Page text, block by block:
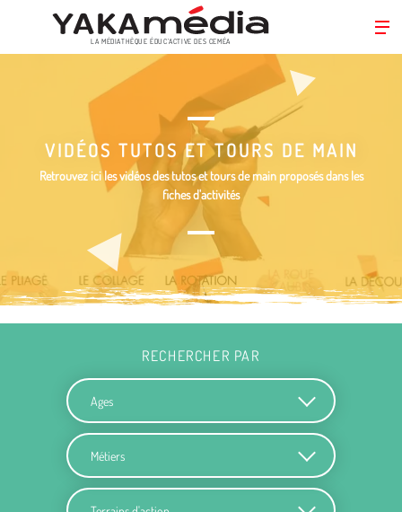
LA MÉDIATHÈQUE ÉDUC’ACTIVE DES CEMÉA
VIDÉOS TUTOS ET TOURS DE MAIN
Retrouvez ici les vidéos des tutos et tours de main proposés dans les
fiches d'activités
RECHERCHER PAR
Ages
Métiers
Terrains d'action